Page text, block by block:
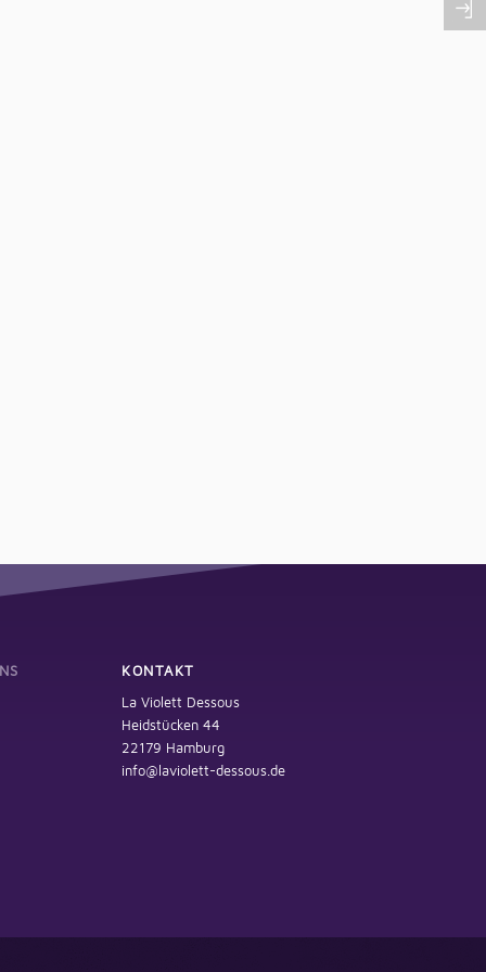
KONTAKT
La Violett Dessous
Heidstücken 44
22179 Hamburg
info@laviolett-dessous.de